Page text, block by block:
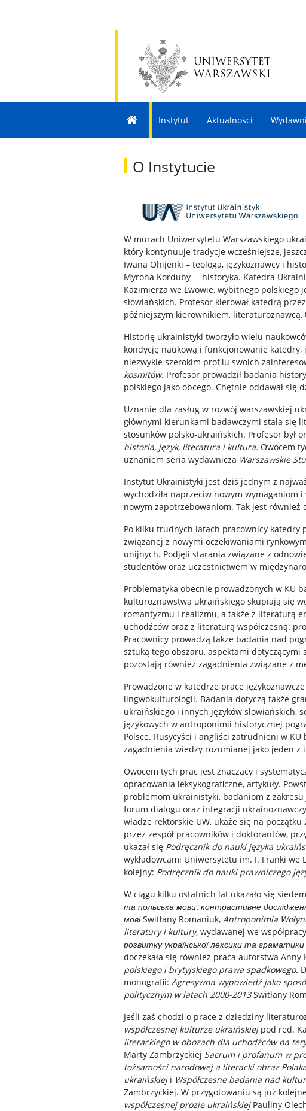
Instytut Aktualności
O Instytucie
W murach Uniwersytetu Warszawskiego
który kontynuuje tradycje wcześniejsze,
Iwana Ohijenki – teologa, językoznawcy i
Myrona Korduby – historyka. Katedra
Kazimierza we Lwowie, wybitnego polskiego
słowiańskich. Profesor kierował katedrą
późniejszym kierownikiem,
Historię ukrainistyki tworzyło wielu
kondycję naukową i funkcjonowanie
niezwykle szerokim profilu swoich
kosmitów. Profesor prowadził badania
polskiego jako obcego. Chętnie oddawał się
Uznanie dla zasług w rozwój warszawskiej
głównymi kierunkami badawczymi stała się
stosunków polsko-ukraińskich. Profesor był
historia, język, literatura i kultura. Owocem
uznaniem seria wydawnicza Warszawskie
Instytut Ukrainistyki jest dziś jednym z
wychodziła naprzeciw nowym wymaganiom
nowym zapotrzebowaniom. Tak jest również
Po kilku trudnych latach pracownicy katedry
związanej z nowymi oczekiwaniami
unijnych. Podjęli starania związane z
studentów oraz uczestnictwem w
Problematyka obecnie prowadzonych w KU
kulturoznawstwa ukraińskiego skupiają się
romantyzmu i realizmu, a także z literaturą
uchodźców oraz z literaturą współczesną:
Pracownicy prowadzą także badania nad
sztuką tego obszaru, aspektami
pozostają również zagadnienia związane z
Prowadzone w katedrze prace
lingwokulturologii. Badania dotyczą także
ukraińskiego i innych języków słowiańskich,
językowych w antroponimii historycznej
Polsce. Rusycyści i angliści zatrudnieni w
zagadnienia wiedzy rozumianej jako jeden z
Owocem tych prac jest znaczący i
opracowania leksykograficzne, artykuły.
problemom ukrainistyki, badaniom z
forum dialogu oraz integracji
władze rektorskie UW, ukaże się na
przez zespół pracowników i doktorantów,
ukazał się Podręcznik do nauki języka
wykładowcami Uniwersytetu im. I. Franki
kolejny: Podręcznik do nauki prawniczego
W ciągu kilku ostatnich lat ukazało się
та польська мови: контрастивне
мовіSwitłany Romaniuk, Antroponimia
literatury i kultury, wydawanej we
розвитку української лексики та граматики
doczekała się również praca autorstwa Anny
polskiego i brytyjskiego prawa spadkowego.
monografii: Agresywna wypowiedź jako
politycznym w latach 2000-2013Switłany
Jeśli zaś chodzi o prace z dziedziny
współczesnej kulturze ukraińskiejpod red.
literackiego w obozach dla uchodźców na
Marty Zambrzyckiej Sacrum i profanum w
tożsamości narodowej a literacki obraz
ukraińskieji Współczesne badania nad
Zambrzyckiej. W przygotowaniu są już
współczesnej prozie ukraińskiej Pauliny